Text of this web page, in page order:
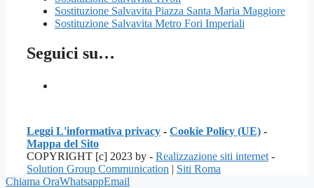
Sostituzione Salvavita Piazza Santa Maria Maggiore
Sostituzione Salvavita Metro Fori Imperiali
Seguici su…
Leggi L'informativa privacy - Cookie Policy (UE) -
Mappa del Sito
COPYRIGHT [c] 2023 by - Realizzazione siti internet -
Solution Group Communication | Siti Roma
Chiama OraWhatsappEmail